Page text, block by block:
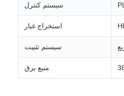
سیستم کنترل
استخراج غبار
سیستم تثبیت
منبع برق